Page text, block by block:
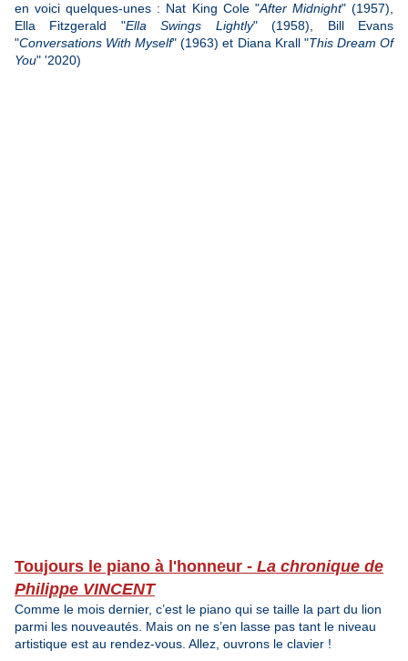
en voici quelques-unes : Nat King Cole "After Midnight" (1957),
Ella Fitzgerald "Ella Swings Lightly" (1958), Bill Evans
"Conversations With Myself" (1963) et Diana Krall "This Dream Of
You" '2020)
Toujours le piano à l'honneur - La chronique de
Philippe VINCENT
Comme le mois dernier, c’est le piano qui se taille la part du lion
parmi les nouveautés. Mais on ne s’en lasse pas tant le niveau
artistique est au rendez-vous. Allez, ouvrons le clavier !